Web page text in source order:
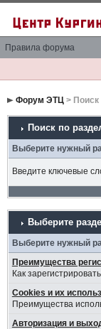
Правила форума
Форум ЭТЦ> Поиск
Поиск по
Выберите нужный
Введите ключевые
Выберите
Выберите нужный
Преимущества
Как
Cookies и их
Преимущества
Авторизация и